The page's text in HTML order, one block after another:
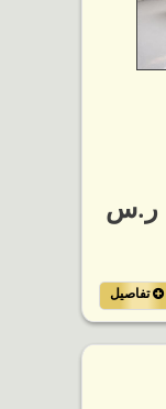
تفاصيل